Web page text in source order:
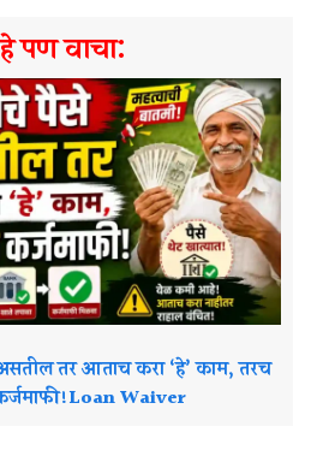
हे पण वाचा:
तर आताच करा ‘हे’ काम, तरच
Waiver